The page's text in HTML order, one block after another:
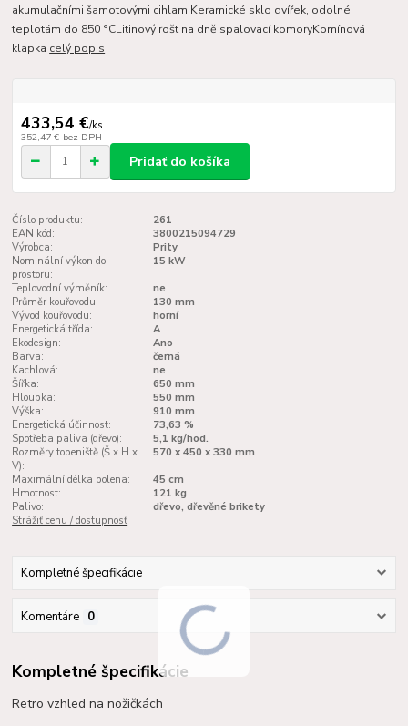
akumulačními šamotovými cihlamiKeramické sklo dvířek, odolné
teplotám do 850 °CLitinový rošt na dně spalovací komoryKomínová
klapka celý popis
433,54 €/ks
352,47 € bez DPH
Pridať do košíka
Číslo produktu:
261
EAN kód:
3800215094729
Výrobca:
Prity
Nominální výkon do
prostoru:
15 kW
Teplovodní výměník:
ne
Průměr kouřovodu:
130 mm
Vývod kouřovodu:
horní
Energetická třída:
A
Ekodesign:
Ano
Barva:
černá
Kachlová:
ne
Šířka:
650 mm
Hloubka:
550 mm
Výška:
910 mm
Energetická účinnost:
73,63 %
Spotřeba paliva (dřevo):
5,1 kg/hod.
Rozměry topeniště (Š x H x
V):
570 х 450 х 330 mm
Maximální délka polena:
45 cm
Hmotnost:
121 kg
Palivo:
dřevo, dřevěné brikety
Strážiť cenu / dostupnosť
Kompletné špecifikácie
Komentáre 0
Kompletné špecifikácie
Retro vzhled na nožičkách